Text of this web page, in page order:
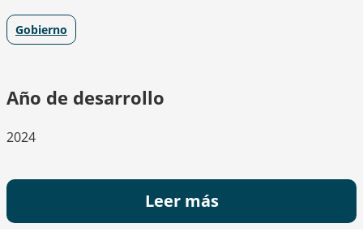
Gobierno
Año de desarrollo
2024
Leer más